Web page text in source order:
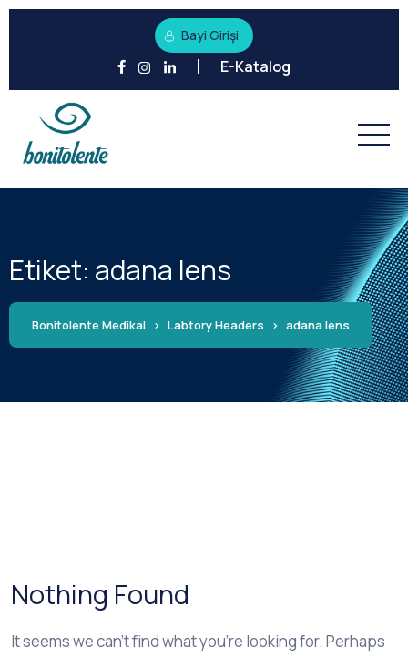
Bayi Girişi
E-Katalog
Etiket: adana lens
Bonitolente Medikal > Labtory Headers > adana lens
Nothing Found
It seems we can’t find what you’re looking for. Perhaps